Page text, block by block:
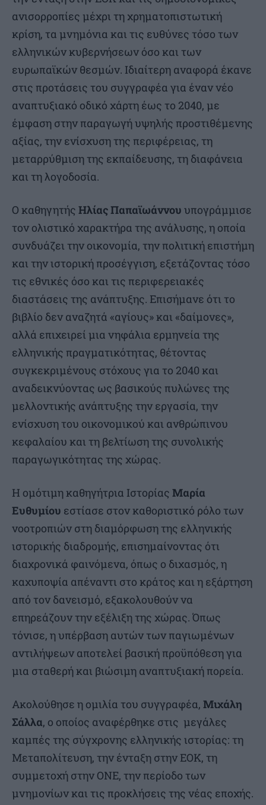
ανισορροπίες μέχρι τη χρηματοπιστωτική
κρίση, τα μνημόνια και τις ευθύνες τόσο των
ελληνικών κυβερνήσεων όσο και των
ευρωπαϊκών θεσμών. Ιδιαίτερη αναφορά έκανε
στις προτάσεις του συγγραφέα για έναν νέο
αναπτυξιακό οδικό χάρτη έως το 2040, με
έμφαση στην παραγωγή υψηλής προστιθέμενης
αξίας, την ενίσχυση της περιφέρειας, τη
μεταρρύθμιση της εκπαίδευσης, τη διαφάνεια
και τη λογοδοσία.
Ο καθηγητής Ηλίας Παπαϊωάννου υπογράμμισε
τον ολιστικό χαρακτήρα της ανάλυσης, η οποία
συνδυάζει την οικονομία, την πολιτική επιστήμη
και την ιστορική προσέγγιση, εξετάζοντας τόσο
τις εθνικές όσο και τις περιφερειακές
διαστάσεις της ανάπτυξης. Επισήμανε ότι το
βιβλίο δεν αναζητά «αγίους» και «δαίμονες»,
αλλά επιχειρεί μια νηφάλια ερμηνεία της
ελληνικής πραγματικότητας, θέτοντας
συγκεκριμένους στόχους για το 2040 και
αναδεικνύοντας ως βασικούς πυλώνες της
μελλοντικής ανάπτυξης την εργασία, την
ενίσχυση του οικονομικού και ανθρώπινου
κεφαλαίου και τη βελτίωση της συνολικής
παραγωγικότητας της χώρας.
Η ομότιμη καθηγήτρια Ιστορίας Μαρία
Ευθυμίου εστίασε στον καθοριστικό ρόλο των
νοοτροπιών στη διαμόρφωση της ελληνικής
ιστορικής διαδρομής, επισημαίνοντας ότι
διαχρονικά φαινόμενα, όπως ο διχασμός, η
καχυποψία απέναντι στο κράτος και η εξάρτηση
από τον δανεισμό, εξακολουθούν να
επηρεάζουν την εξέλιξη της χώρας. Όπως
τόνισε, η υπέρβαση αυτών των παγιωμένων
αντιλήψεων αποτελεί βασική προϋπόθεση για
μια σταθερή και βιώσιμη αναπτυξιακή πορεία.
Ακολούθησε η ομιλία του συγγραφέα, Μιχάλη
Σάλλα, ο οποίος αναφέρθηκε στις μεγάλες
καμπές της σύγχρονης ελληνικής ιστορίας: τη
Μεταπολίτευση, την ένταξη στην ΕΟΚ, τη
συμμετοχή στην ΟΝΕ, την περίοδο των
μνημονίων και τις προκλήσεις της νέας εποχής.